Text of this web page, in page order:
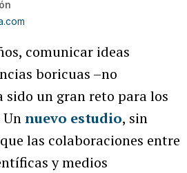
comunicar ideas
boricuas –no
sido un gran reto para los
Unnuevo estudio, sin
las colaboraciones entre
y medios